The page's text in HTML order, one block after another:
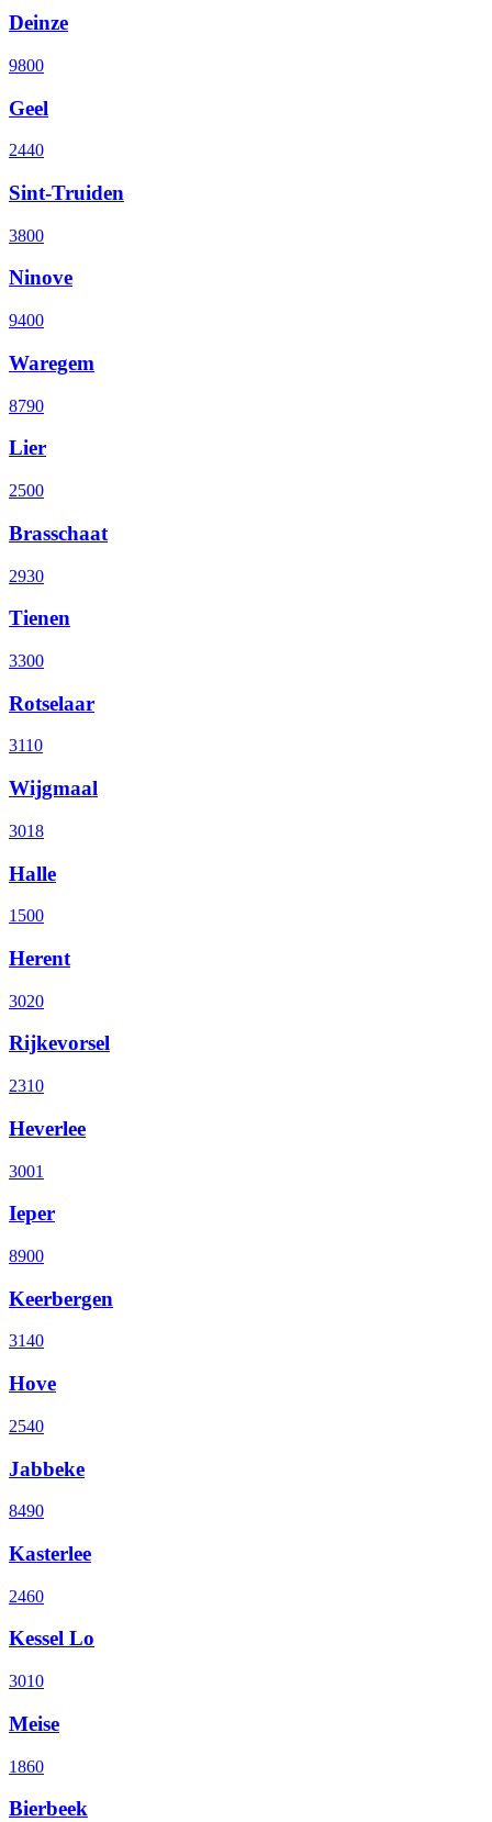
Deinze
9800
Geel
2440
Sint-Truiden
3800
Ninove
9400
Waregem
8790
Lier
2500
Brasschaat
2930
Tienen
3300
Rotselaar
3110
Wijgmaal
3018
Halle
1500
Herent
3020
Rijkevorsel
2310
Heverlee
3001
Ieper
8900
Keerbergen
3140
Hove
2540
Jabbeke
8490
Kasterlee
2460
Kessel Lo
3010
Meise
1860
Bierbeek